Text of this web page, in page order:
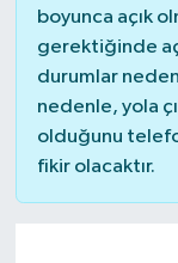
boyunca açık
gerektiğinde
durumlar
nedenle, yola
olduğunu
fikir olacaktır.